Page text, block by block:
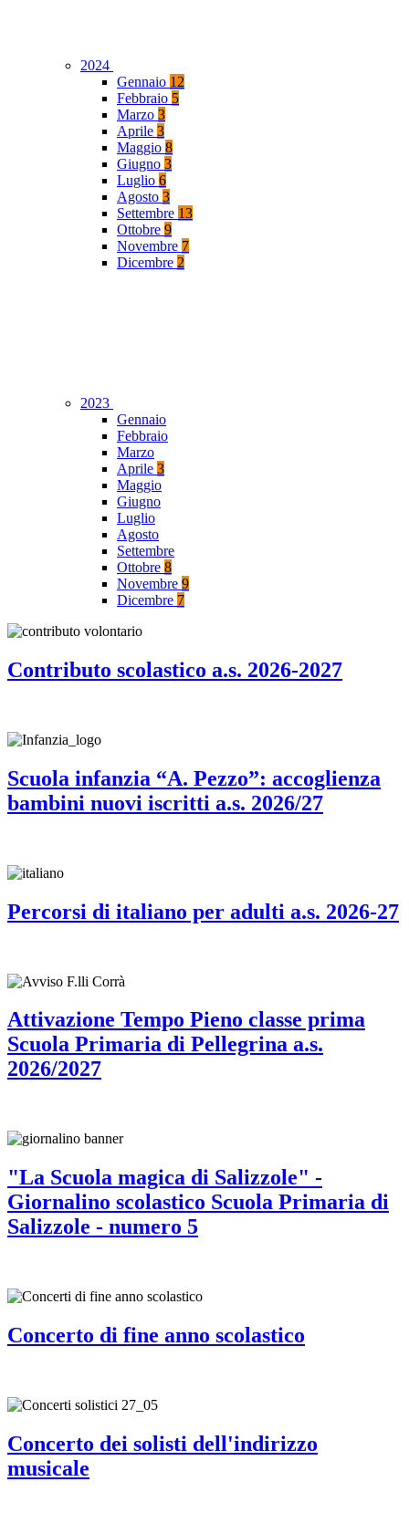
2024
Gennaio 12
Febbraio 5
Marzo 3
Aprile 3
Maggio 8
Giugno 3
Luglio 6
Agosto 3
Settembre 13
Ottobre 9
Novembre 7
Dicembre 2
2023
Gennaio
Febbraio
Marzo
Aprile 3
Maggio
Giugno
Luglio
Agosto
Settembre
Ottobre 8
Novembre 9
Dicembre 7
Contributo scolastico a.s. 2026-2027
Scuola infanzia “A. Pezzo”: accoglienza
bambini nuovi iscritti a.s. 2026/27
Percorsi di italiano per adulti a.s. 2026-27
Attivazione Tempo Pieno classe prima
Scuola Primaria di Pellegrina a.s.
2026/2027
"La Scuola magica di Salizzole" -
Giornalino scolastico Scuola Primaria di
Salizzole - numero 5
Concerto di fine anno scolastico
Concerto dei solisti dell'indirizzo
musicale